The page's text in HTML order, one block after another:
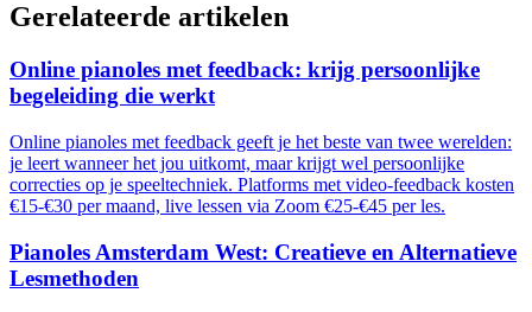
Gerelateerde artikelen
Online pianoles met feedback: krijg persoonlijke
begeleiding die werkt
Online pianoles met feedback geeft je het beste van twee werelden:
je leert wanneer het jou uitkomt, maar krijgt wel persoonlijke
correcties op je speeltechniek. Platforms met video-feedback kosten
€15-€30 per maand, live lessen via Zoom €25-€45 per les.
Pianoles Amsterdam West: Creatieve en Alternatieve
Lesmethoden